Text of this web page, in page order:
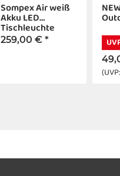
Sompex Air weiß
Akku LED
Tischleuchte
259,00 € *
(UVP: